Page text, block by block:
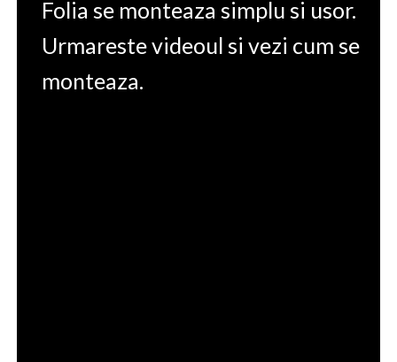
Folia se monteaza simplu si usor.
Urmareste videoul si vezi cum se
monteaza.